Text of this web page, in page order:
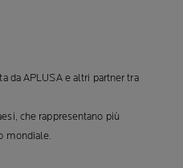
da APLUSA e altri partner tra
che rappresentano più
mondiale.